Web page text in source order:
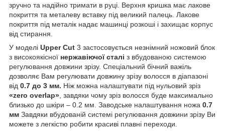
зручно та надійно тримати в руці. Верхня кришка має лакове
покриття та металеву вставку під великий палець. Лакове
покриття під металік надає машинці розкоші і захищає корпус
від стирання.
У моделі Upper Cut 3 застосовується незнімний ножовий блок
з високоякісної нержавіючої сталі з вбудованою системою
регулювання довжини зрізу. Спеціальний бічний важіль
дозволяє Вам регулювати довжину зрізу волосся в діапазоні
від 0.7 до 3 мм. Ніж можна налаштувати під нульовий зріз
«zero overlap» , завдяки чому зріз волосся буде максимально
близько до шкіри – 0.2 мм. Заводське налаштування ножа 0.7
мм Завдяки вбудованій системі регулювання довжини зрізу Ви
можете з легкістю робити красиві плавні переходи.